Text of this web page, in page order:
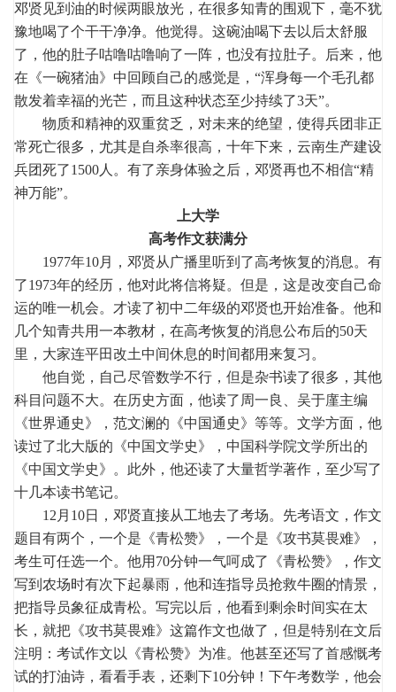
邓贤见到油的时候两眼放光，在很多知青的围观下，毫不犹
豫地喝了个干干净净。他觉得。这碗油喝下去以后太舒服
了，他的肚子咕噜咕噜响了一阵，也没有拉肚子。后来，他
在《一碗猪油》中回顾自己的感觉是，“浑身每一个毛孔都
散发着幸福的光芒，而且这种状态至少持续了3天”。
物质和精神的双重贫乏，对未来的绝望，使得兵团非正
常死亡很多，尤其是自杀率很高，十年下来，云南生产建设
兵团死了1500人。有了亲身体验之后，邓贤再也不相信“精
神万能”。
上大学
高考作文获满分
1977年10月，邓贤从广播里听到了高考恢复的消息。有
了1973年的经历，他对此将信将疑。但是，这是改变自己命
运的唯一机会。才读了初中二年级的邓贤也开始准备。他和
几个知青共用一本教材，在高考恢复的消息公布后的50天
里，大家连平田改土中间休息的时间都用来复习。
他自觉，自己尽管数学不行，但是杂书读了很多，其他
科目问题不大。在历史方面，他读了周一良、吴于廑主编
《世界通史》，范文澜的《中国通史》等等。文学方面，他
读过了北大版的《中国文学史》，中国科学院文学所出的
《中国文学史》。此外，他还读了大量哲学著作，至少写了
十几本读书笔记。
12月10日，邓贤直接从工地去了考场。先考语文，作文
题目有两个，一个是《青松赞》，一个是《攻书莫畏难》，
考生可任选一个。他用70分钟一气呵成了《青松赞》，作文
写到农场时有次下起暴雨，他和连指导员抢救牛圈的情景，
把指导员象征成青松。写完以后，他看到剩余时间实在太
长，就把《攻书莫畏难》这篇作文也做了，但是特别在文后
注明：考试作文以《青松赞》为准。他甚至还写了首感慨考
试的打油诗，看看手表，还剩下10分钟！下午考数学，他会